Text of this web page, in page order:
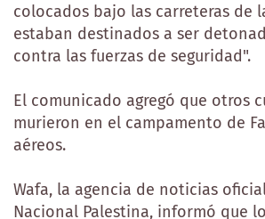
colocados bajo las carreteras de
estaban destinados a ser
contra las fuerzas de seguridad".
El comunicado agregó que otros
murieron en el campamento de
aéreos.
Wafa, la agencia de noticias
Nacional Palestina, informó que